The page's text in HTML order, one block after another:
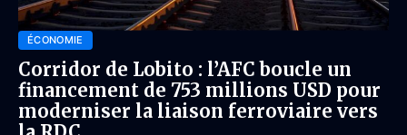
ÉCONOMIE
Corridor de Lobito : l’AFC boucle un
financement de 753 millions USD pour
moderniser la liaison ferroviaire vers